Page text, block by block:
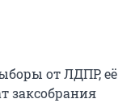
от ЛДПР, её
заксобрания